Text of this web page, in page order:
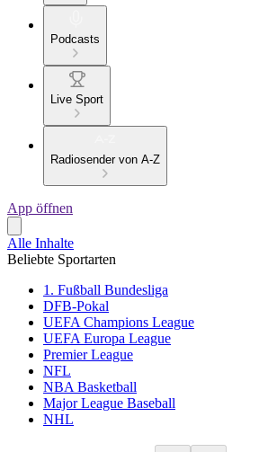
Podcasts
Live Sport
Radiosender von A-Z
App öffnen
Alle Inhalte
Beliebte Sportarten
1. Fußball Bundesliga
DFB-Pokal
UEFA Champions League
UEFA Europa League
Premier League
NFL
NBA Basketball
Major League Baseball
NHL